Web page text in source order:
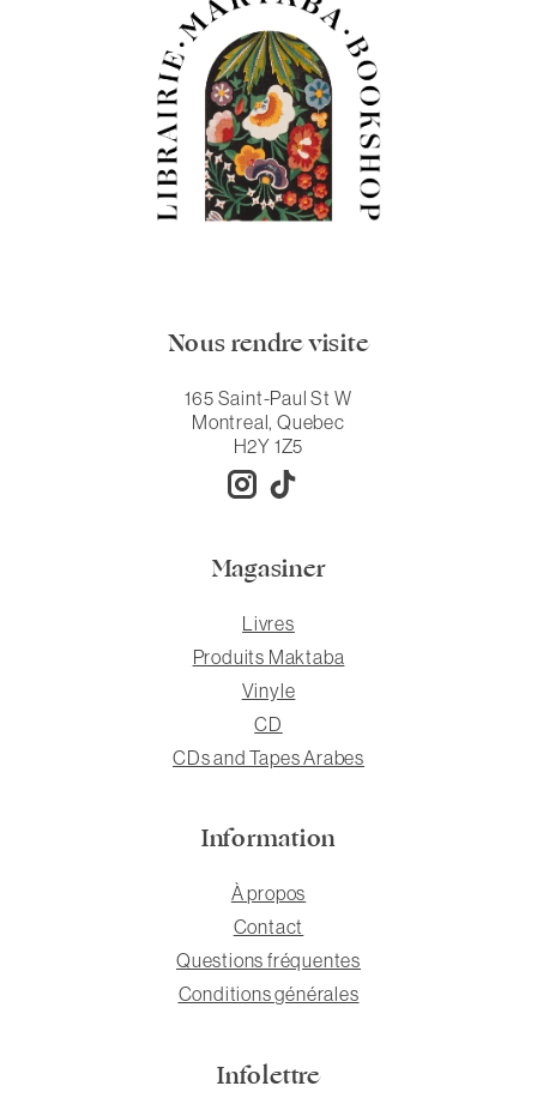
Nous rendre visite
165 Saint-Paul St W
Montreal, Quebec
H2Y 1Z5
Magasiner
Livres
Produits Maktaba
Vinyle
CD
CDs and Tapes Arabes
Information
À propos
Contact
Questions fréquentes
Conditions générales
Infolettre